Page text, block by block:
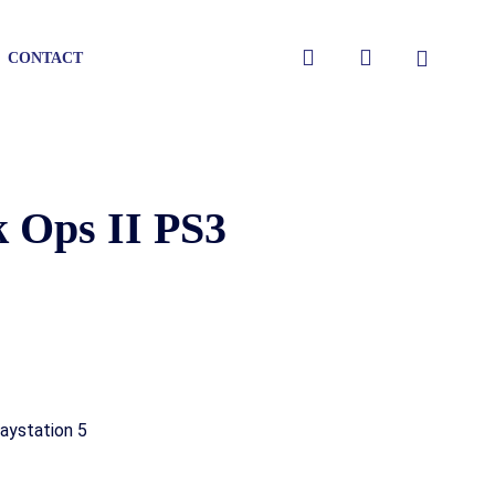
CONTACT search account
Ops II PS3
5